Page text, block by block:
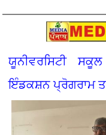
ਯੂਨੀਵਰਸਿਟੀ
ਇੰਡਕਸ਼ਨ ਪ੍ਰੋਗਰਾਮ